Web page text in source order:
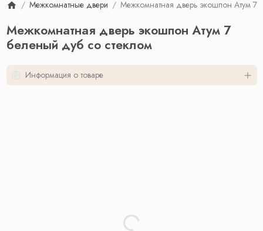
Межкомнатные двери Межкомнатная дверь экошпон Атум 7
Межкомнатная дверь экошпон Атум 7
беленый дуб со стеклом
Информация о товаре